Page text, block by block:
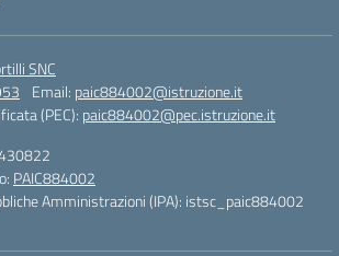
SNC
Email: paic884002@istruzione.it
(PEC): paic884002@pec.istruzione.it
PAIC884002
Amministrazioni (IPA): istsc_paic884002